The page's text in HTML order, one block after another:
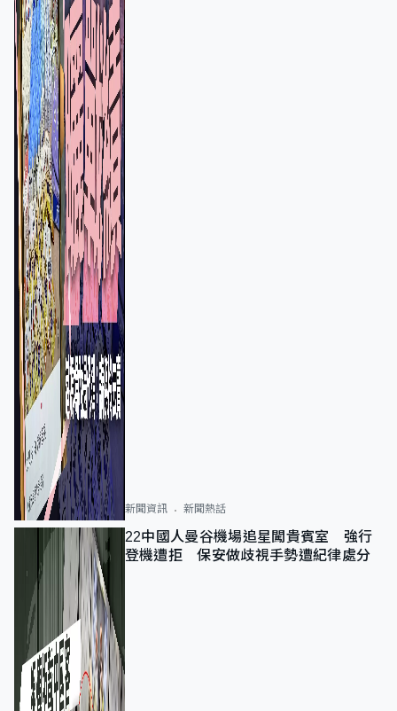
新聞資訊 新聞熱話
22中國人曼谷機場追星闖貴賓室 強行
登機遭拒 保安做歧視手勢遭紀律處分